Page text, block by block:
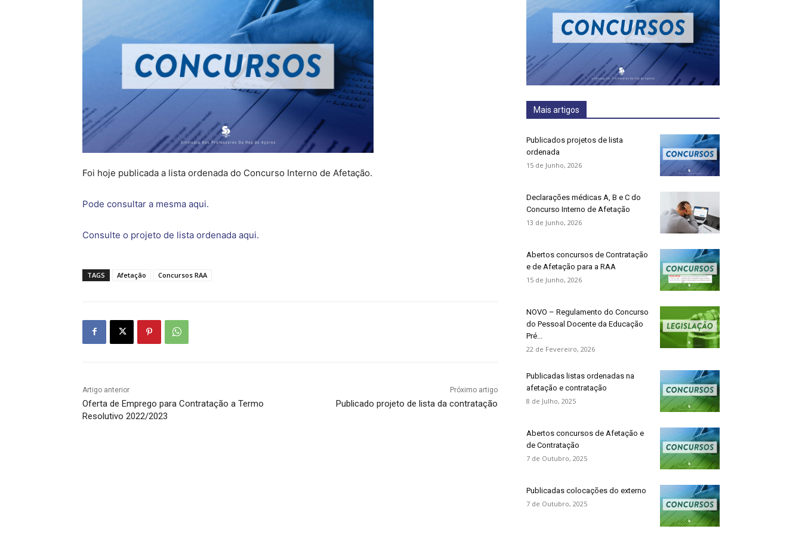
Foi hoje publicada a lista ordenada do Concurso Interno de Afetação.
Pode consultar a mesma aqui.
Consulte o projeto de lista ordenada aqui.
TAGS Afetação Concursos RAA
Artigo anterior
Oferta de Emprego para Contratação a Termo
Resolutivo 2022/2023
Próximo artigo
Publicado projeto de lista da contratação
Mais artigos
Publicados projetos de lista
ordenada
15 de Junho, 2026
Declarações médicas A, B e C do
Concurso Interno de Afetação
13 de Junho, 2026
Abertos concursos de Contratação
e de Afetação para a RAA
15 de Junho, 2026
NOVO – Regulamento do Concurso
do Pessoal Docente da Educação
Pré...
22 de Fevereiro, 2026
Publicadas listas ordenadas na
afetação e contratação
8 de Julho, 2025
Abertos concursos de Afetação e
de Contratação
7 de Outubro, 2025
Publicadas colocações do externo
7 de Outubro, 2025